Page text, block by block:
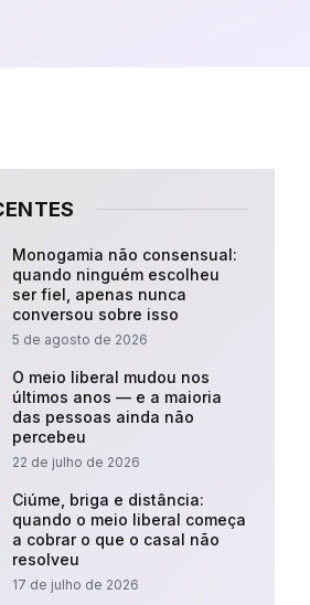
Monogamia não consensual:
quando ninguém escolheu
ser fiel, apenas nunca
conversou sobre isso
5 de agosto de 2026
O meio liberal mudou nos
últimos anos — e a maioria
das pessoas ainda não
percebeu
22 de julho de 2026
Ciúme, briga e distância:
quando o meio liberal começa
a cobrar o que o casal não
resolveu
17 de julho de 2026